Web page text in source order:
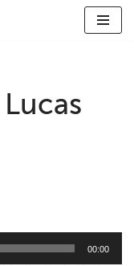
00:00